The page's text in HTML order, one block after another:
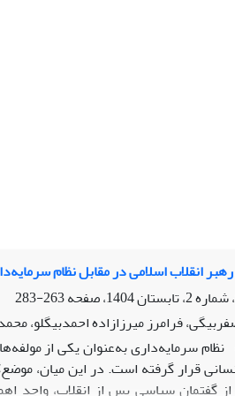
انقلاب اسلامی در مقابل نظام
263-283
فرامرز میرزازاده احمدبیگلو،
نظام سرمایه‌داری به‌عنوان یکی از
قرار گرفته است. در این میان،
گفتمان سیاسی پس از انقلاب،